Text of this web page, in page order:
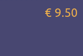
€ 9.50